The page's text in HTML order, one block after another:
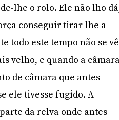
lhe o rolo. Ele não lho
conseguir tirar-lhe a
todo este tempo não se vê
velho, e quando a
de câmara que antes
ele tivesse fugido. A
da relva onde antes